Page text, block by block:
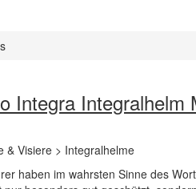
Integra Integralhelm
& Visiere > Integralhelme
haben im wahrsten Sinne des